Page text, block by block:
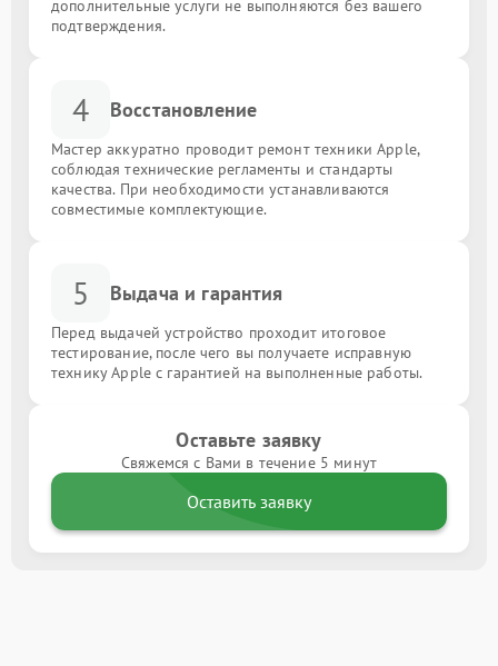
дополнительные услуги не выполняются без вашего
подтверждения.
4 Восстановление
Мастер аккуратно проводит ремонт техники Apple,
соблюдая технические регламенты и стандарты
качества. При необходимости устанавливаются
совместимые комплектующие.
5 Выдача и гарантия
Перед выдачей устройство проходит итоговое
тестирование, после чего вы получаете исправную
технику Apple с гарантией на выполненные работы.
Оставьте заявку
Свяжемся с Вами в течение 5 минут
Оставить заявку